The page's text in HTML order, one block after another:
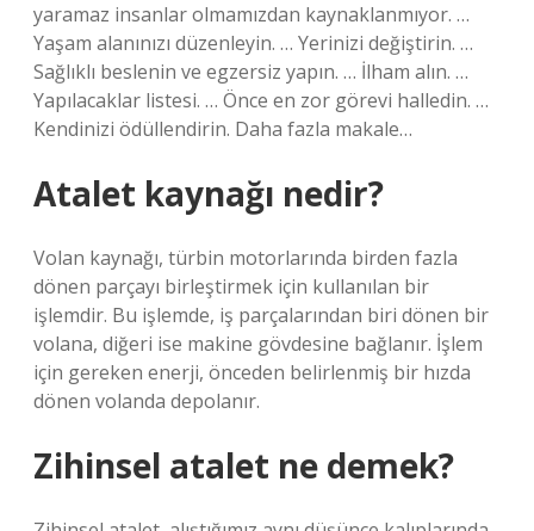
yaramaz insanlar olmamızdan kaynaklanmıyor. …
Yaşam alanınızı düzenleyin. … Yerinizi değiştirin. …
Sağlıklı beslenin ve egzersiz yapın. … İlham alın. …
Yapılacaklar listesi. … Önce en zor görevi halledin. …
Kendinizi ödüllendirin. Daha fazla makale…
Atalet kaynağı nedir?
Volan kaynağı, türbin motorlarında birden fazla
dönen parçayı birleştirmek için kullanılan bir
işlemdir. Bu işlemde, iş parçalarından biri dönen bir
volana, diğeri ise makine gövdesine bağlanır. İşlem
için gereken enerji, önceden belirlenmiş bir hızda
dönen volanda depolanır.
Zihinsel atalet ne demek?